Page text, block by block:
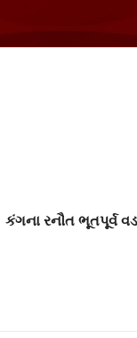
કંગના રનૌત ભૂતપૂર્વ